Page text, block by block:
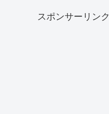
スポンサーリンク